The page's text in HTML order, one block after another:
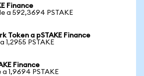
Finance
a 592,3694 PSTAKE
Token a pSTAKE Finance
1,2955 PSTAKE
Finance
a 1,9694 PSTAKE